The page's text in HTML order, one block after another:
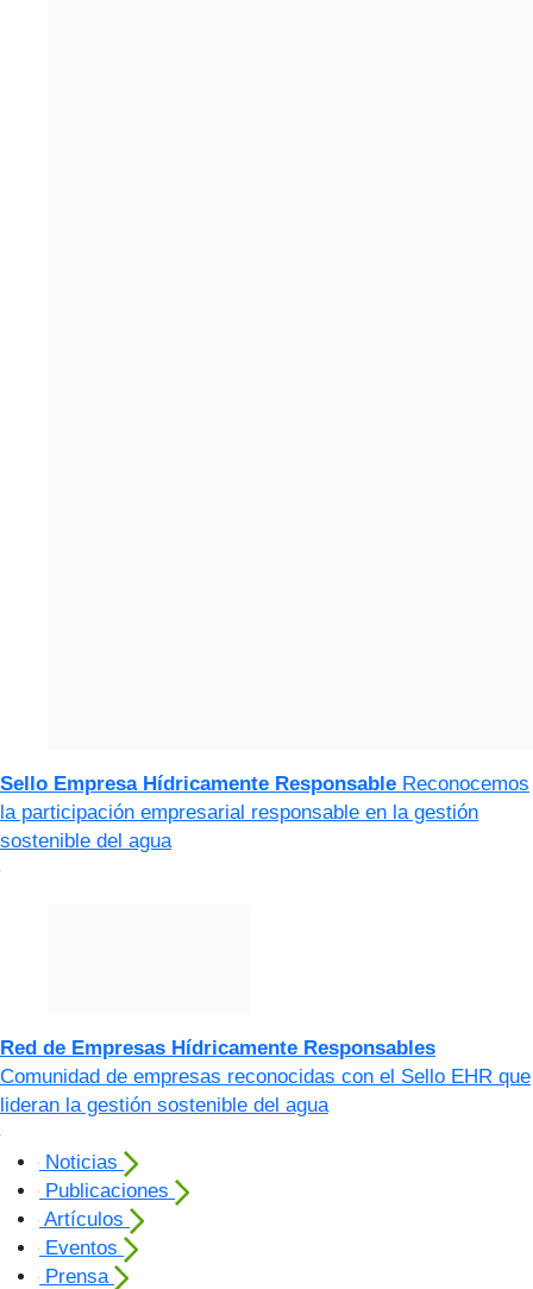
Sello Empresa Hídricamente Responsable Reconocemos
la participación empresarial responsable en la gestión
sostenible del agua
Red de Empresas Hídricamente Responsables
Comunidad de empresas reconocidas con el Sello EHR que
lideran la gestión sostenible del agua
Noticias
Publicaciones
Artículos
Eventos
Prensa